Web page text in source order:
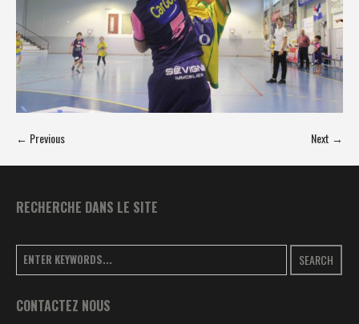
← Previous Next →
RECHERCHE DANS LE SITE
SEARCH
CONTACTEZ NOUS